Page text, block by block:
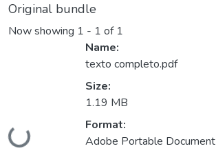
Original bundle
Now showing 1 - 1 of 1
Name:
texto completo.pdf
Size:
1.19 MB
Format:
Adobe Portable Document